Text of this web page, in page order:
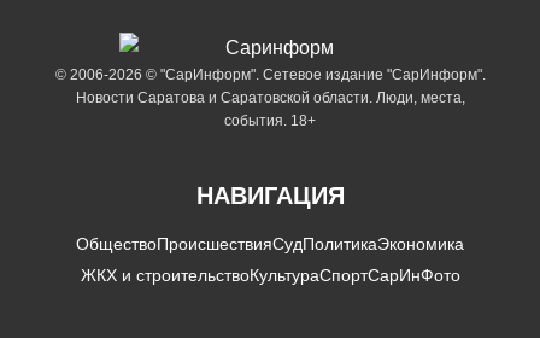
© 2006-2026 © "СарИнформ". Сетевое издание "СарИнформ".
Новости Саратова и Саратовской области. Люди, места,
события. 18+
НАВИГАЦИЯ
ОбществоПроисшествияСудПолитикаЭкономика
ЖКХ и строительствоКультураСпортСарИнФото